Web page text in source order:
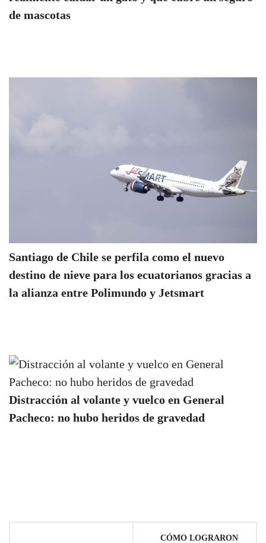
de mascotas
Santiago de Chile se perfila como el nuevo
destino de nieve para los ecuatorianos gracias a
la alianza entre Polimundo y Jetsmart
Distracción al volante y vuelco en General
Pacheco: no hubo heridos de gravedad
CÓMO LOGRARON